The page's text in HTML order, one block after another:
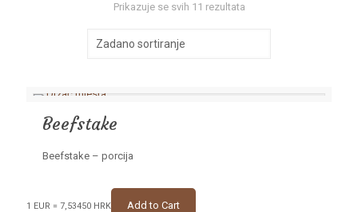
Prikazuje se svih 11 rezultata
Beefstake
Beefstake – porcija
1 EUR = 7,53450 HRK Add to Cart